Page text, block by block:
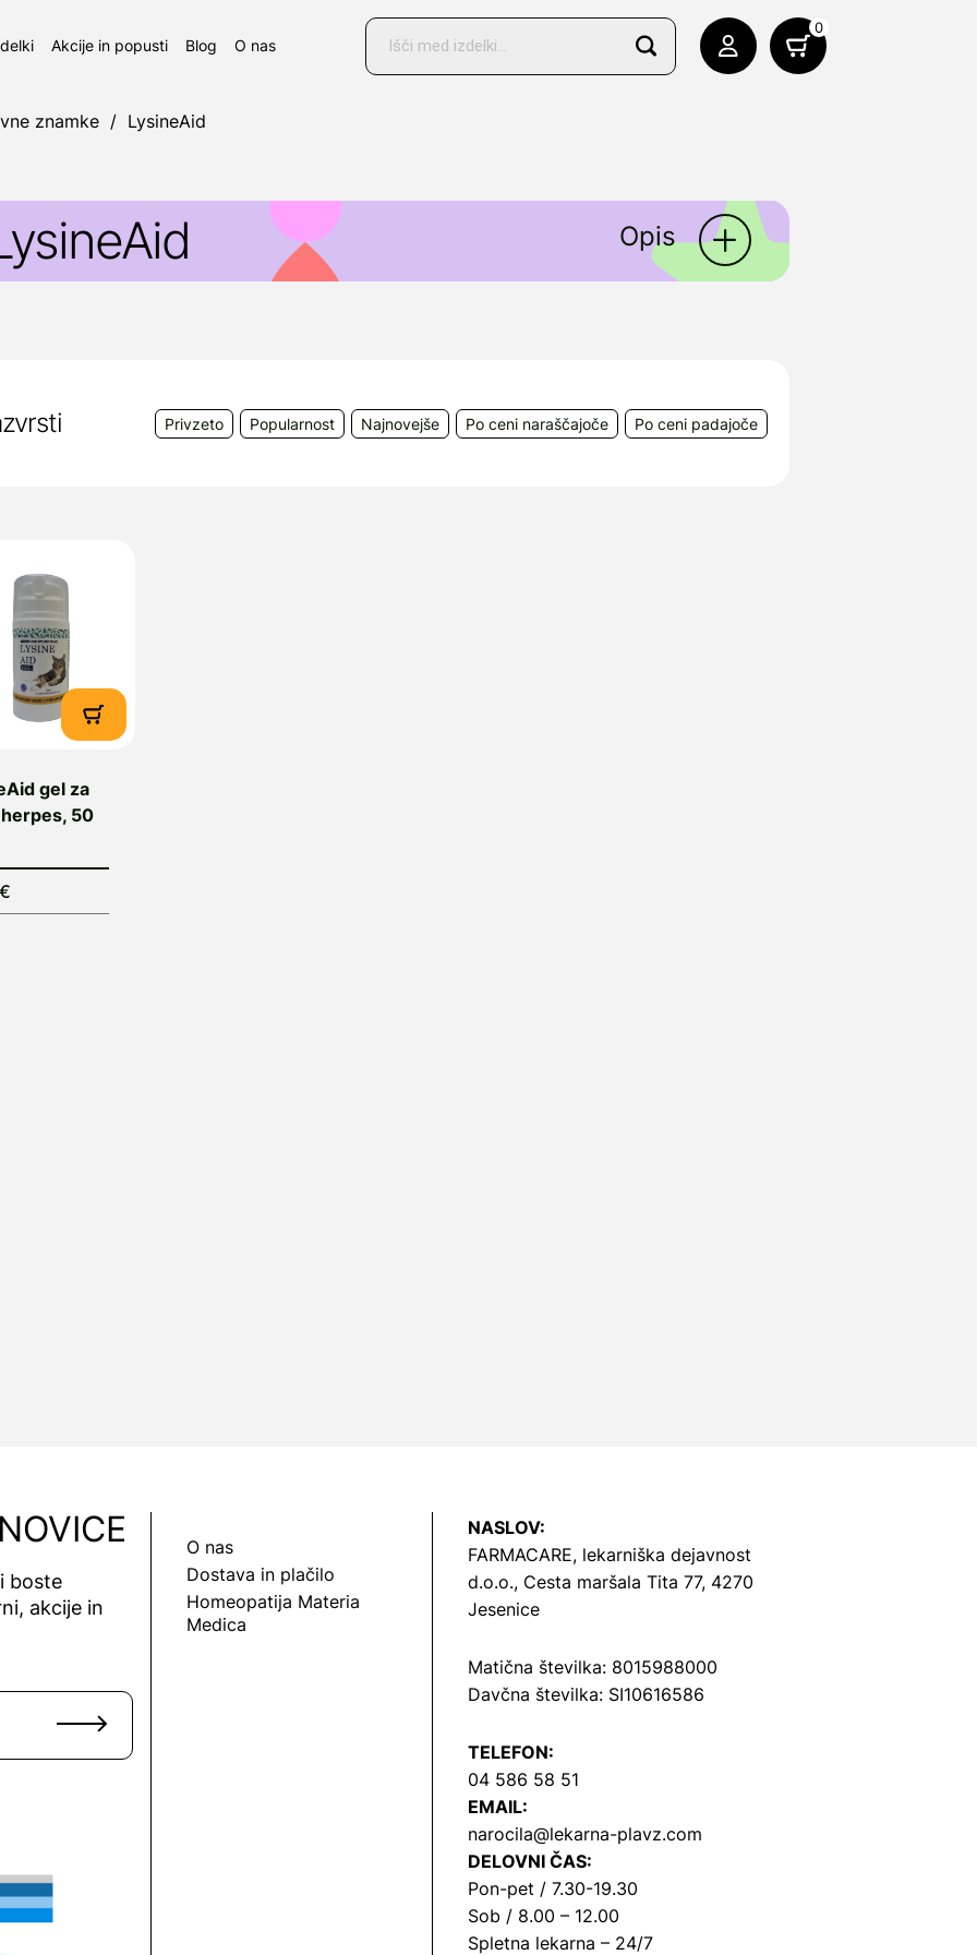
Akcije in popusti Blog O nas
Products
search
0
znamke / LysineAid
Opis
mačke.
Privzeto Popularnost Najnovejše Po ceni naraščajoče Po ceni padajoče
gel za
50
boste
akcije in
O nas
Dostava in plačilo
Homeopatija Materia
Medica
NASLOV:
FARMACARE, lekarniška dejavnost
d.o.o., Cesta maršala Tita 77, 4270
Jesenice
Matična številka: 8015988000
Davčna številka: SI10616586
TELEFON:
04 586 58 51
EMAIL:
narocila@lekarna-plavz.com
DELOVNI ČAS:
Pon-pet / 7.30-19.30
Sob / 8.00 – 12.00
Spletna lekarna – 24/7